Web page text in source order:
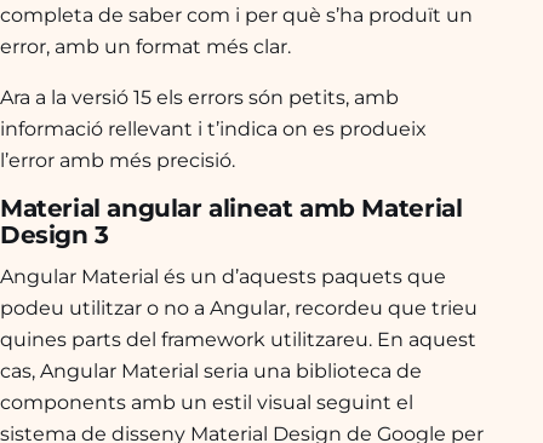
completa de saber com i per què s’ha produït un
error, amb un format més clar.
Ara a la versió 15 els errors són petits, amb
informació rellevant i t’indica on es produeix
l’error amb més precisió.
Material angular alineat amb Material
Design 3
Angular Material és un d’aquests paquets que
podeu utilitzar o no a Angular, recordeu que trieu
quines parts del framework utilitzareu. En aquest
cas, Angular Material seria una biblioteca de
components amb un estil visual seguint el
sistema de disseny Material Design de Google per